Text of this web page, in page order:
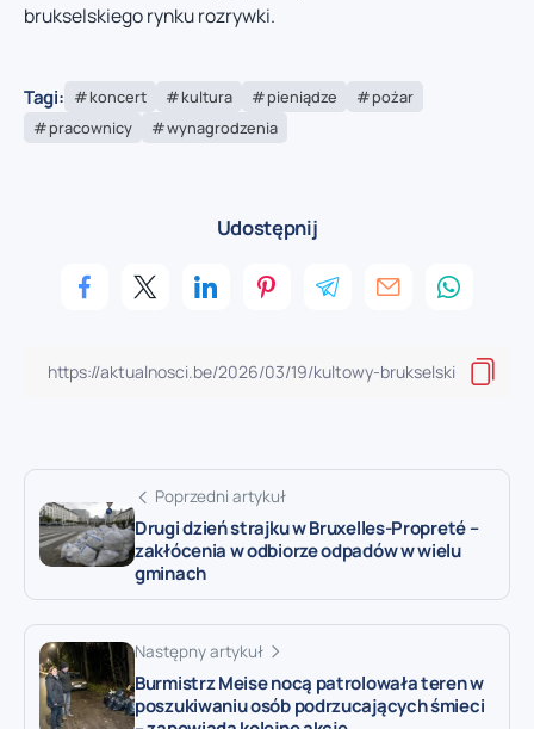
brukselskiego rynku rozrywki.
Tagi: koncert kultura pieniądze
pożar
pracownicy
wynagrodzenia
Udostępnij
Poprzedni artykuł
Drugi dzień strajku w Bruxelles-Propreté –
zakłócenia w odbiorze odpadów w wielu
gminach
Następny artykuł
Burmistrz Meise nocą patrolowała teren w
poszukiwaniu osób podrzucających śmieci